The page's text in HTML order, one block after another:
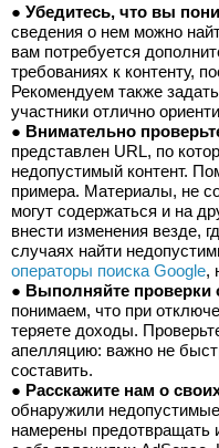
● Убедитесь, что вы
сведения о нем можно
вам потребуется
требованиях к контенту,
Рекомендуем также
участники отлично
● Внимательно
представлен URL, по
недопустимый контент.
примера. Материалы, не
могут содержаться и на
внести изменения везде,
операторы поиска Google,
● Выполняйте проверки
понимаем, что при
теряете доходы.
апелляцию: важно не
составить.
● Расскажите нам о
обнаружили
намерены предотвращать